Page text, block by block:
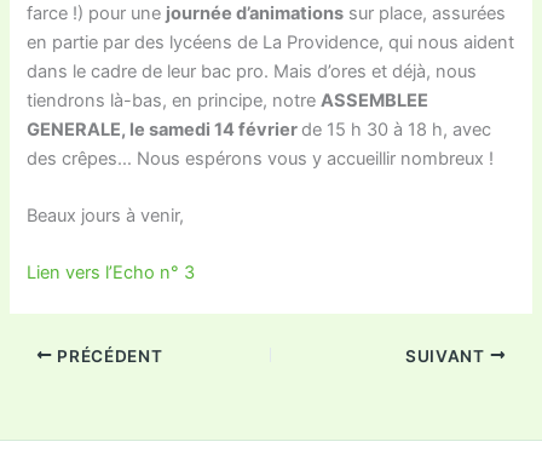
farce !) pour une journée d’animations sur place, assurées
en partie par des lycéens de La Providence, qui nous aident
dans le cadre de leur bac pro. Mais d’ores et déjà, nous
tiendrons là-bas, en principe, notreASSEMBLEE
GENERALE, le samedi 14 févrierde 15 h 30 à 18 h, avec
des crêpes… Nous espérons vous y accueillir nombreux !
Beaux jours à venir,
Lien vers l’Echo n° 3
PRÉCÉDENT SUIVANT